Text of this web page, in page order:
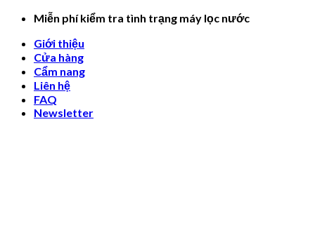
Skip
content
Miễn phí kiểm tra tình trạng máy lọc nước
Giới thiệu
Cửa hàng
Cẩm nang
Liên hệ
FAQ
Newsletter